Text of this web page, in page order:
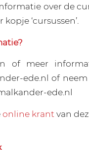
over de
‘cursussen’.
of meer
ede.nl of
ede.nl
online krant van